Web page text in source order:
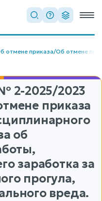
отмене приказа/Об отмене
2-2025/2023
приказа
об
заработка за
прогула,
вреда.